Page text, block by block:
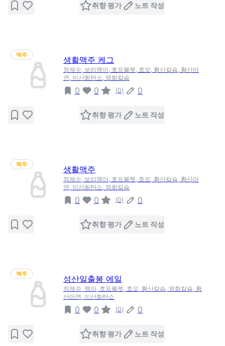
취향 평가 노트 작성
맥주
생활맥주 케그
정제수, 보리맥아, 호프펠렛, 효모, 황산칼슘, 황산아
연, 이산화탄소, 염화칼슘
0 0 (0) 0
취향 평가 노트 작성
맥주
생활맥주
정제수, 보리맥아, 호프펠렛, 효모, 황산칼슘, 황산아
연, 이산화탄소, 염화칼슘
0 0 (0) 0
취향 평가 노트 작성
맥주
성산일출봉 에일
정제수, 맥아, 호프펠렛, 효모, 황산칼슘, 염화칼슘, 황
산아연, 이산화탄소
0 0 (0) 0
취향 평가 노트 작성